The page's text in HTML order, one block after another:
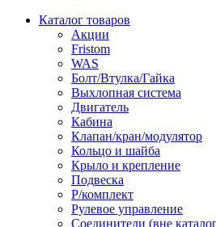
Каталог товаров
Акции
Fristom
WAS
Болт/Втулка/Гайка
Выхлопная система
Двигатель
Кабина
Клапан/кран/модулятор
Кольцо и шайба
Крыло и крепление
Подвеска
Р/комплект
Рулевое управление
Соединители (вне